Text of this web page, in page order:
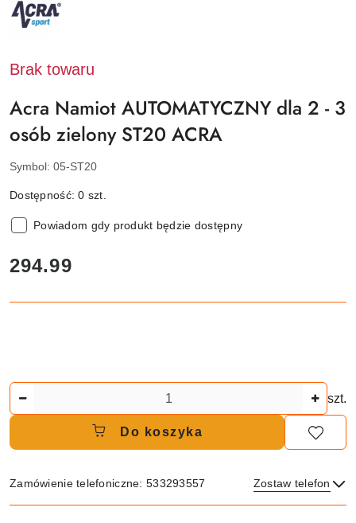
ACRA
Brak towaru
Acra Namiot AUTOMATYCZNY dla 2 - 3
osób zielony ST20 ACRA
Symbol: 05-ST20
Dostępność:0 szt.
Powiadom gdy produkt będzie dostępny
cena:
294.99
szt.
Do koszyka
Zamówienie telefoniczne: 533293557 Zostaw telefon